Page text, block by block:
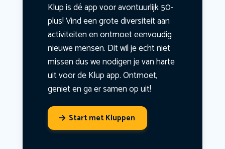
Klup is dé app voor avontuurlijk 50-
plus! Vind een grote diversiteit aan
activiteiten en ontmoet eenvoudig
nieuwe mensen. Dit wil je echt niet
missen dus we nodigen je van harte
uit voor de Klup app. Ontmoet,
geniet en ga er samen op uit!
Start met Kluppen